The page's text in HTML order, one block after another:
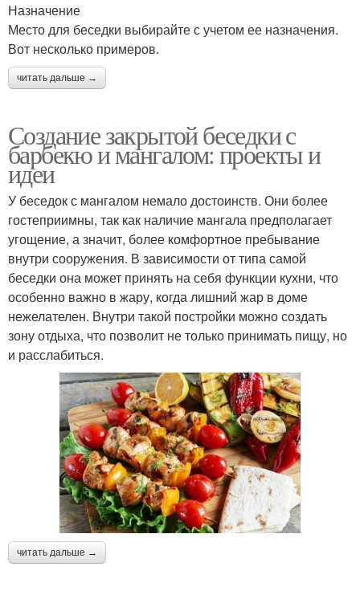
Назначение
Место для беседки выбирайте с учетом ее назначения.
Вот несколько примеров.
читать дальше →
Создание закрытой беседки с
барбекю и мангалом: проекты и
идеи
У беседок с мангалом немало достоинств. Они более
гостеприимны, так как наличие мангала предполагает
угощение, а значит, более комфортное пребывание
внутри сооружения. В зависимости от типа самой
беседки она может принять на себя функции кухни, что
особенно важно в жару, когда лишний жар в доме
нежелателен. Внутри такой постройки можно создать
зону отдыха, что позволит не только принимать пищу, но
и расслабиться.
читать дальше →